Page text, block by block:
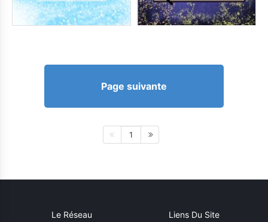
Page suivante
1
Le Réseau Liens Du Site